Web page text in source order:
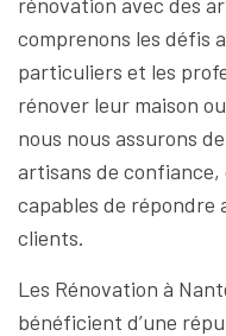
comprenons les défis
particuliers et les
rénover leur maison
nous nous assurons
artisans de
capables de répondre
clients.
Les Rénovation à
bénéficient d’une